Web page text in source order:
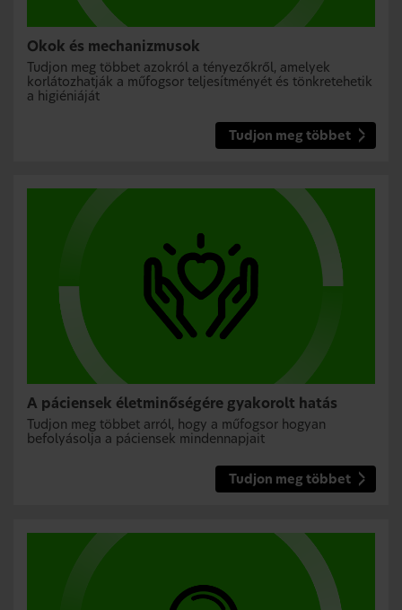
Okok és mechanizmusok
Tudjon meg többet azokról a tényezőkről, amelyek
korlátozhatják a műfogsor teljesítményét és tönkretehetik
a higiéniáját
Tudjon meg többet
A páciensek életminőségére gyakorolt hatás
Tudjon meg többet arról, hogy a műfogsor hogyan
befolyásolja a páciensek mindennapjait
Tudjon meg többet